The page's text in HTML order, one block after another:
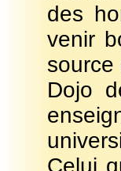
des
venir
Dojo
Celui